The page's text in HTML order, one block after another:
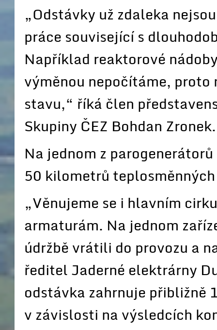
„Odstávky už zdaleka
práce související s
Například reaktorové
výměnou nepočítáme,
stavu,“ říká člen
Skupiny ČEZ Bohdan Zronek.
Na jednom z
50 kilometrů
„Věnujeme se i hlavním
armaturám. Na jednom
údržbě vrátili do provozu a
ředitel Jaderné elektrárny
odstávka zahrnuje přibližně
v závislosti na výsledcích